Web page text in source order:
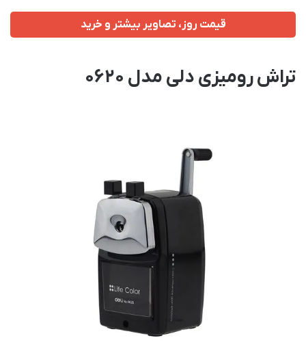
قیمت روز، تصاویر بیشتر و خرید
تراش رومیزی دلی مدل 0620